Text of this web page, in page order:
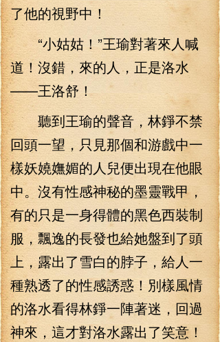
了他的視野中！
“小姑姑！”王瑜對著來人喊
道！沒錯，來的人，正是洛水
——王洛舒！
聽到王瑜的聲音，林錚不禁
回頭一望，只見那個和游戲中一
樣妖嬈嫵媚的人兒便出現在他眼
中。沒有性感神秘的墨靈戰甲，
有的只是一身得體的黑色西裝制
服，飄逸的長發也給她盤到了頭
上，露出了雪白的脖子，給人一
種熟透了的性感誘惑！別樣風情
的洛水看得林錚一陣著迷，回過
神來，這才對洛水露出了笑意！